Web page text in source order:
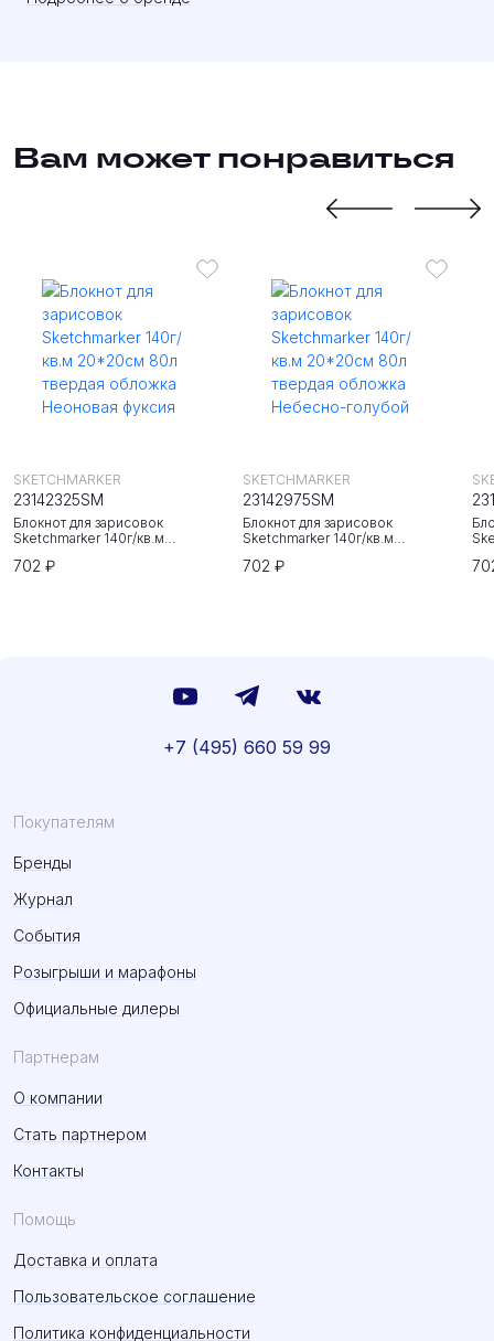
Вам может понравиться
702 ₽
Блокнот для зарисовок
Sketchmarker 140г/кв.м
Неоновая фуксия
SKETCHMARKER
23142325SM
702 ₽
Блокнот для зарисовок
Sketchmarker 140г/кв.м
Небесно-голубой
SKETCHMARKER
23142975SM
Покупателям
Бренды
Журнал
События
Розыгрыши и марафоны
Официальные дилеры
Партнерам
О компании
Стать партнером
Контакты
Помощь
Доставка и оплата
Пользовательское соглашение
Политика конфиденциальности
+7 (495) 660 59 99